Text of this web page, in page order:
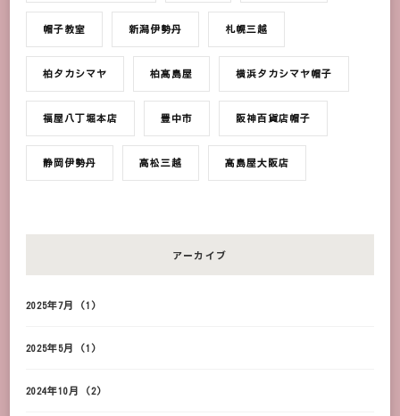
帽子教室 新潟伊勢丹 札幌三越
柏タカシマヤ 柏髙島屋 横浜タカシマヤ帽子
福屋八丁堀本店 豊中市 阪神百貨店帽子
静岡伊勢丹 高松三越 髙島屋大阪店
アーカイブ
2025年7月 (1)
2025年5月 (1)
2024年10月 (2)